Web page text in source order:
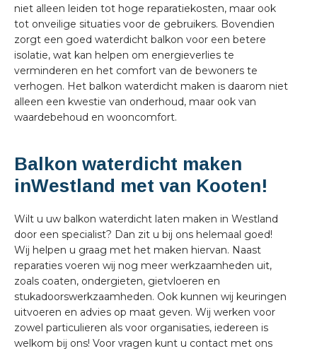
niet alleen leiden tot hoge reparatiekosten, maar ook
tot onveilige situaties voor de gebruikers. Bovendien
zorgt een goed waterdicht balkon voor een betere
isolatie, wat kan helpen om energieverlies te
verminderen en het comfort van de bewoners te
verhogen. Het balkon waterdicht maken is daarom niet
alleen een kwestie van onderhoud, maar ook van
waardebehoud en wooncomfort.
Balkon waterdicht maken
inWestland met van Kooten!
Wilt u uw balkon waterdicht laten maken in Westland
door een specialist? Dan zit u bij ons helemaal goed!
Wij helpen u graag met het maken hiervan. Naast
reparaties voeren wij nog meer werkzaamheden uit,
zoals coaten, ondergieten, gietvloeren en
stukadoorswerkzaamheden. Ook kunnen wij keuringen
uitvoeren en advies op maat geven. Wij werken voor
zowel particulieren als voor organisaties, iedereen is
welkom bij ons! Voor vragen kunt u contact met ons